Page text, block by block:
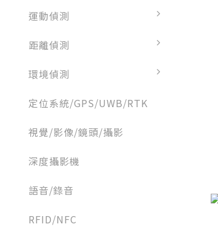
運動偵測
距離偵測
環境偵測
定位系統/GPS/UWB/RTK
視覺/影像/鏡頭/攝影
深度攝影機
語音/錄音
RFID/NFC